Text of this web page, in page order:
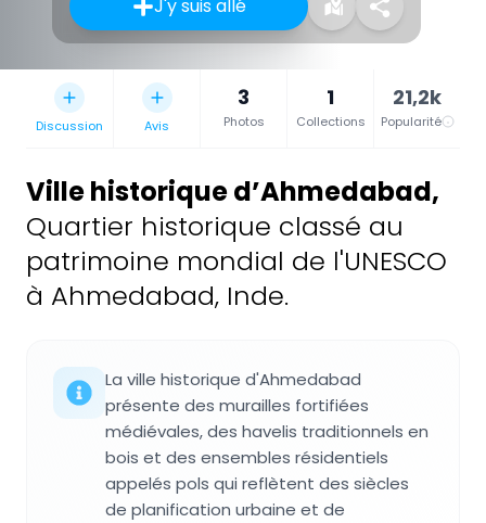
J'y suis allé
Discussion Avis
3
Photos
1
Collections
21,2k
Popularité
Ville historique d’Ahmedabad,
Quartier historique classé au
patrimoine mondial de l'UNESCO
à Ahmedabad, Inde.
La ville historique d'Ahmedabad
présente des murailles fortifiées
médiévales, des havelis traditionnels en
bois et des ensembles résidentiels
appelés pols qui reflètent des siècles
de planification urbaine et de